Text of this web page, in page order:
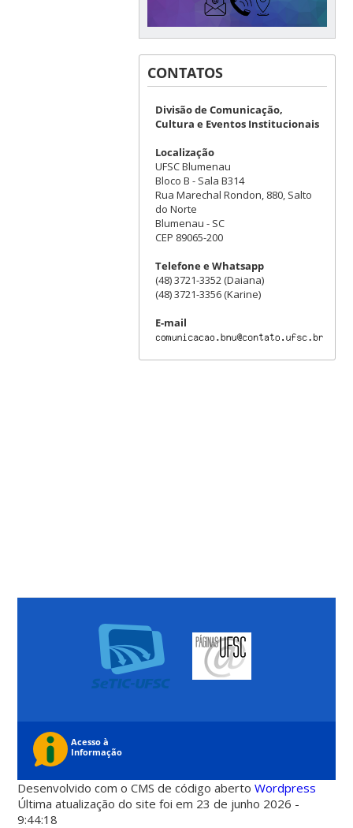
CONTATOS
Divisão de Comunicação,
Cultura e Eventos Institucionais
Localização
UFSC Blumenau
Bloco B - Sala B314
Rua Marechal Rondon, 880, Salto
do Norte
Blumenau - SC
CEP 89065-200
Telefone e Whatsapp
(48) 3721-3352 (Daiana)
(48) 3721-3356 (Karine)
E-mail
Desenvolvido com o CMS de código abertoWordpress
Última atualização do site foi em 23 de junho 2026 -
9:44:18